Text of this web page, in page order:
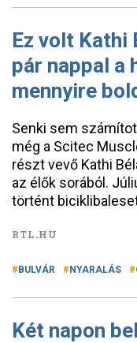
Ez volt Kathi
pár nappal a
mennyire
Senki sem
még a Scitec
részt vevő Kathi
az élők sorából.
történt
RTL.HU
BULVÁR NYARALÁS
Két napon